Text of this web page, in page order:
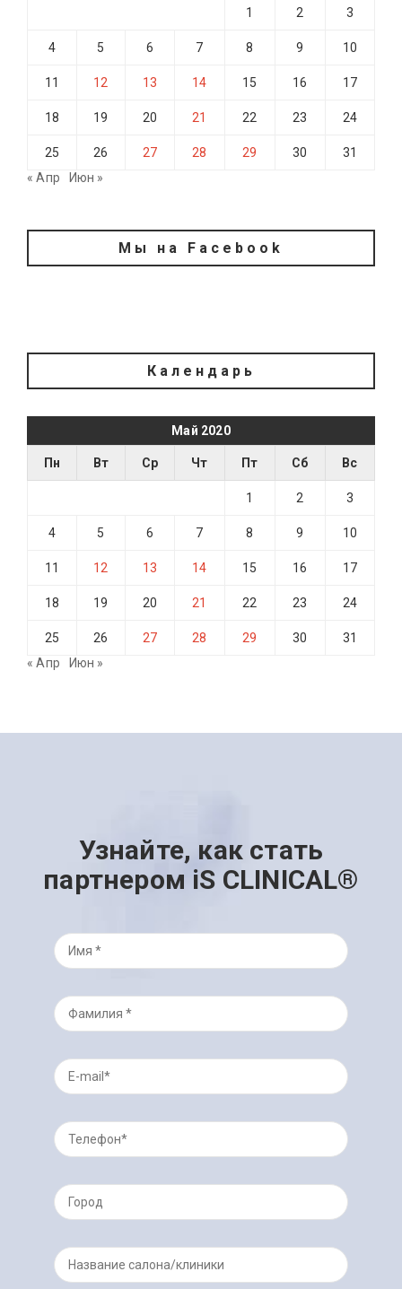
1 2 3
4 5 6 7 8 9 10
11 12 13 14 15 16 17
18 19 20 21 22 23 24
25 26 27 28 29 30
31
« Апр
Июн »
Мы на Facebook
Календарь
Май 2020
Пн Вт Ср Чт Пт Сб Вс
1 2 3
4 5 6 7 8 9 10
11 12 13 14 15 16 17
18 19 20 21 22 23 24
25 26 27 28 29 30
31
« Апр
Июн »
Узнайте, как стать
партнером iS CLINICAL®